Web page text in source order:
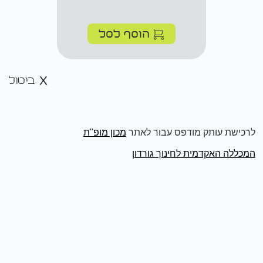
הוסף לסל
ביטול
לרכישת עותק מודפס עבור לאתר מכון מופ"ת
המכללה האקדמית לחינוך גורדון